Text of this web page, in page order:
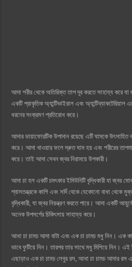
আদা শরীর থেকে অতিরিক্ত তাপ দূর করতে সাহায্য করে
একটি প্রাকৃতিক অ্যান্টিভাইরাল এবং
ধরনের সংক্রমণ প্রতিরোধ করে।
আদার ডায়াফোরটিক উপাদান রয়েছে এটি ঘামকে
করে। আদা খাওয়ার ফলে দ্রুত ঘাম হয় এবং শরীরের
করে। তাই আদা সেবন জ্বর নিরাময়ে উপকারী।
আদা চা হল একটি চমৎকার ইমিউনিটি বৃদ্ধিকারী যা জ্বর
শ্বাসতন্ত্রকে কাশি এবং সর্দি থেকে যেকোনো বাধা থেকে
বৃদ্ধিকারী, যা জ্বর নিয়ন্ত্রণ করতে পারে। আদা একটি
অনেক উপসর্গের চিকিৎসায় সাহায্য করে।
আধা চা চামচ আদা বাটা এবং এক চা চামচ মধু নিন। এক
ভাবে ফুটিয়ে নিন। তারপর তার সাথে মধু মিশিয়ে নিন। এই
এছাড়াও এক চা চামচ লেবুর রস, আধা চা চামচ আদার রস